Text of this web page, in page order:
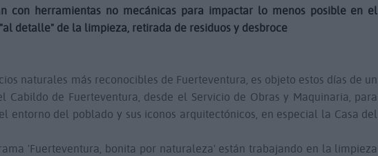
con herramientas no mecánicas para impactar lo menos posible en el
detalle" de la limpieza, retirada de residuos y desbroce
naturales más reconocibles de Fuerteventura, es objeto estos días de un
Cabildo de Fuerteventura, desde el Servicio de Obras y Maquinaria, para
entorno del poblado y sus iconos arquitectónicos, en especial la Casa del
'Fuerteventura, bonita por naturaleza' están trabajando en la limpieza